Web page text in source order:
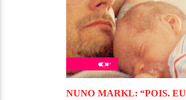
NUNO MARKL: “POIS. EU